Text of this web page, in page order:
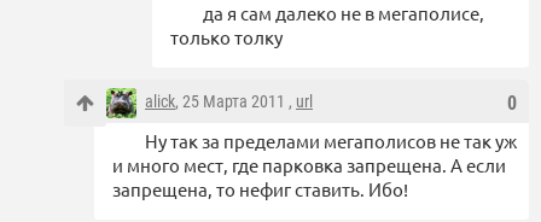
да я сам далеко не в мегаполисе,
только толку
0
alick, 25 Марта 2011 , url
Ну так за пределами мегаполисов не так уж
и много мест, где парковка запрещена. А если
запрещена, то нефиг ставить. Ибо!